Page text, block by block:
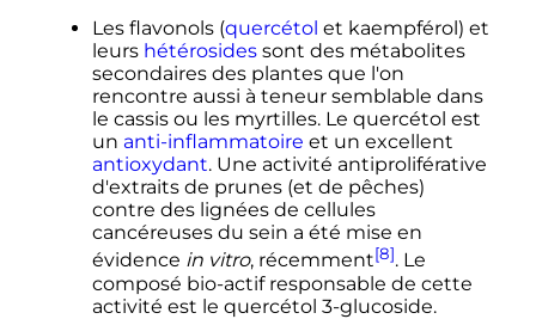
Les flavonols (quercétol et kaempférol) et
leurs hétérosidessont des métabolites
secondaires des plantes que l'on
rencontre aussi à teneur semblable dans
le cassis ou les myrtilles. Le quercétol est
un anti-inflammatoire et un excellent
antioxydant. Une activité antiproliférative
d'extraits de prunes (et de pêches)
contre des lignées de cellules
cancéreuses du sein a été mise en
évidence in vitro, récemment[8]. Le
composé bio-actif responsable de cette
activité est le quercétol 3-glucoside.